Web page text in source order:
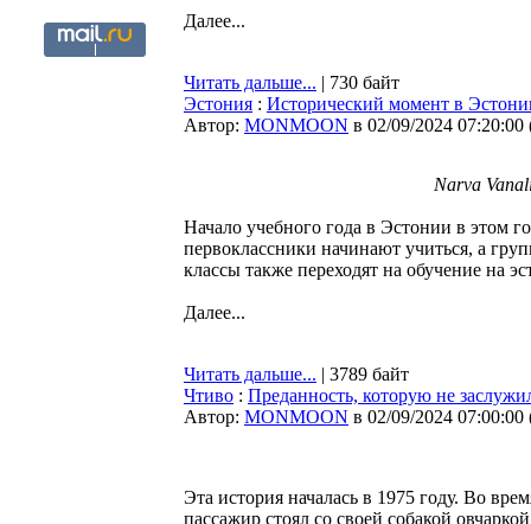
Далее...
Читать дальше... | 730 байт
Эстония : Исторический момент в
Автор: MONMOON в 02/09/2024 07:20:00
Narva
Начало учебного года в Эстонии в этом
первоклассники начинают учиться, а
классы также переходят на обучение на
Далее...
Читать дальше... | 3789 байт
Чтиво : Преданность, которую не
Автор: MONMOON в 02/09/2024 07:00:00
Эта история началась в 1975 году. Во
пассажир стоял со своей собакой